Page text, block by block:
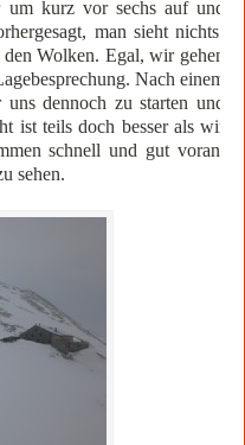
um kurz vor sechs auf und
man sieht nichts!
Wolken. Egal, wir gehen
Nach einem
dennoch zu starten und
ist teils doch besser als wir
schnell und gut voran.
sehen.